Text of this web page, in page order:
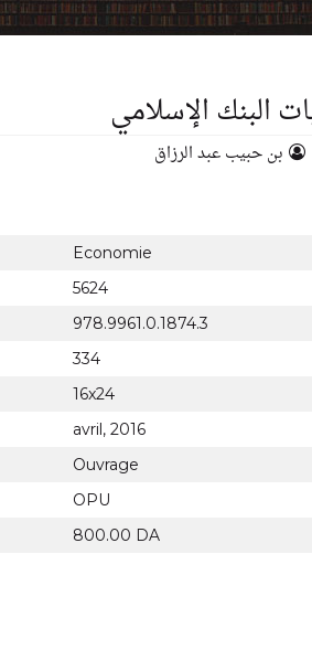
البنك الإسلامي
بن حبيب عبد الرزاق
Economie
5624
978.9961.0.1874.3
334
16x24
avril, 2016
Ouvrage
OPU
800.00 DA